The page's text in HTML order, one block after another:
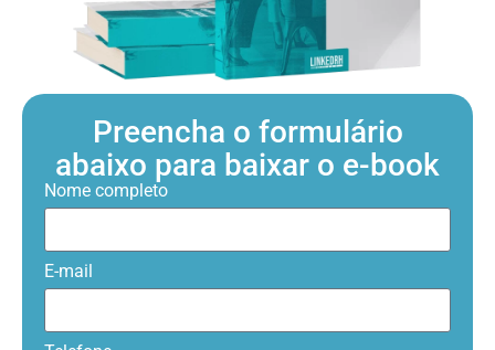
Preencha o formulário
abaixo para baixar o e-book
Nome completo
E-mail